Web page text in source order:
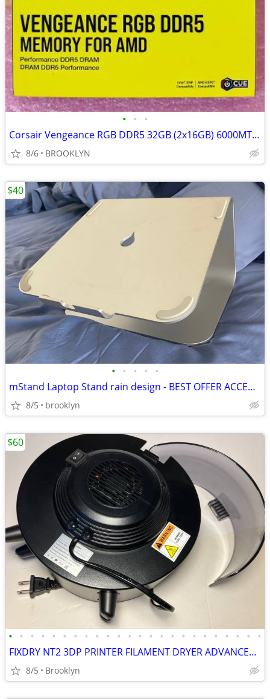
• • •
Corsair Vengeance RGB DDR5 32GB (2x16GB) 6000MT/s AMD EXPO Intel XMP D
8/6 BROOKLYN
• • • • •
mStand Laptop Stand rain design - BEST OFFER ACCEPTED
8/5 brooklyn
$40
• • • • • • • • • • • • • • • • • • • • • • • •
FIXDRY NT2 3DP PRINTER FILAMENT DRYER ADVANCED MOISTURE CONTROL SYSTEM
8/5 Brooklyn
$60